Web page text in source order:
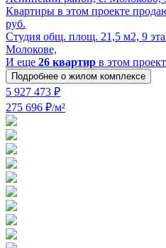
Квартиры в этом проекте
руб.
Cтудия общ. площ. 21,5 м2, 9
Молокове,
И еще 26 квартир в этом
Подробнее о жилом комплексе
5 927 473 ₽
275 696 ₽/м²